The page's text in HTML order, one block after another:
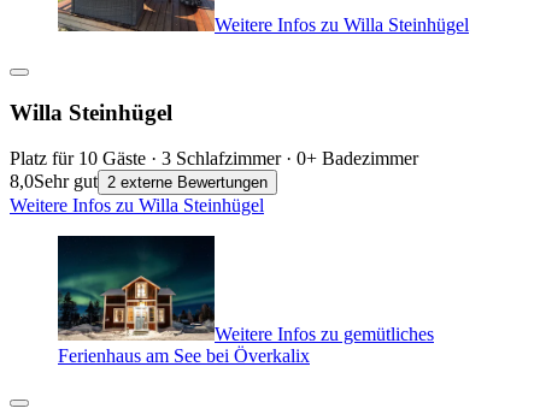
Weitere Infos zu Willa Steinhügel
Willa Steinhügel
Platz für 10 Gäste · 3 Schlafzimmer · 0+ Badezimmer
8,0Sehr gut 2 externe Bewertungen
Weitere Infos zu Willa Steinhügel
Weitere Infos zu gemütliches
Ferienhaus am See bei Överkalix